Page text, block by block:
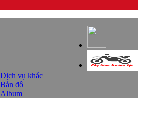
Dịch vụ khác
Bản đồ
Album